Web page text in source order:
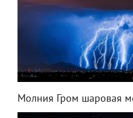
Молния Гром шаровая